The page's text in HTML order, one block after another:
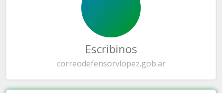
Escribinos
correodefensorvlopez.gob.ar